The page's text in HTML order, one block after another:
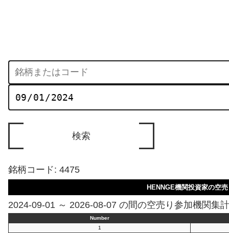
銘柄コード: 4475
HENNGE機関投資家の空
2024-09-01 ～ 2026-08-07 の間の空売り参加機関集計
Number
1